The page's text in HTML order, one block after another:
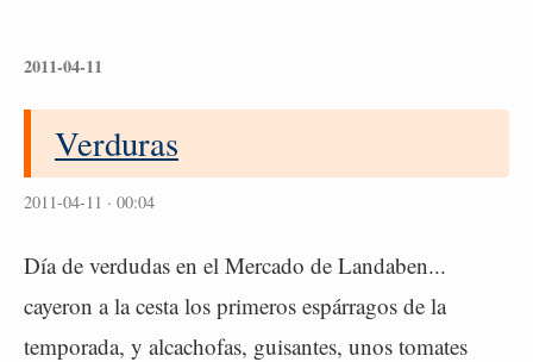
2011-04-11
Verduras
2011-04-11 · 00:04
Día de verdudas en el Mercado de Landaben...
cayeron a la cesta los primeros espárragos de la
temporada, y alcachofas, guisantes, unos tomates